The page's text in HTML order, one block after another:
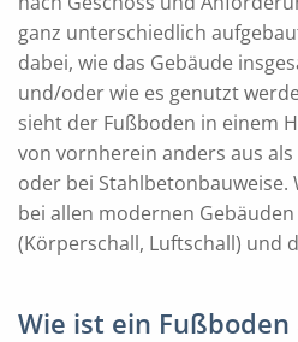
ganz unterschiedlich
dabei, wie das Gebäude
und/oder wie es genutzt
sieht der Fußboden in einem
von vornherein anders aus
oder bei Stahlbetonbauweise.
bei allen modernen
(Körperschall, Luftschall) und
Wie ist ein